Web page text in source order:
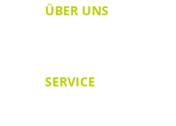
ÜBER UNS
SERVICE